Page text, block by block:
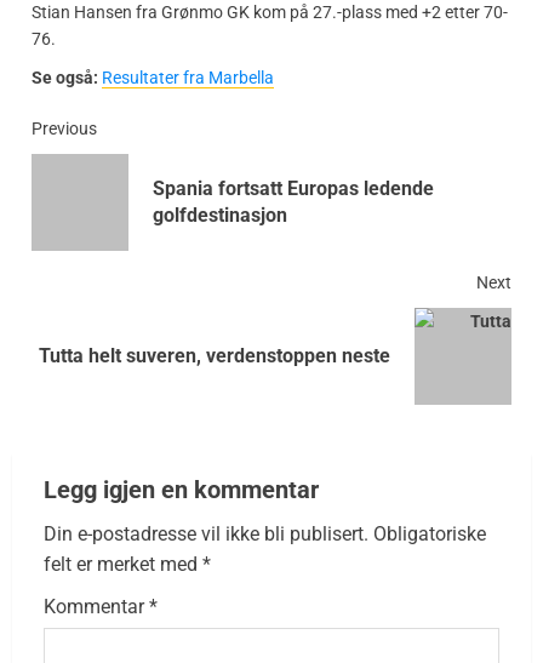
Stian Hansen fra Grønmo GK kom på 27.-plass med +2 etter 70-
76.
Se også: Resultater fra Marbella
Previous
Spania fortsatt Europas ledende
golfdestinasjon
Next
Tutta helt suveren, verdenstoppen neste
Legg igjen en kommentar
Din e-postadresse vil ikke bli publisert. Obligatoriske
felt er merket med *
Kommentar*